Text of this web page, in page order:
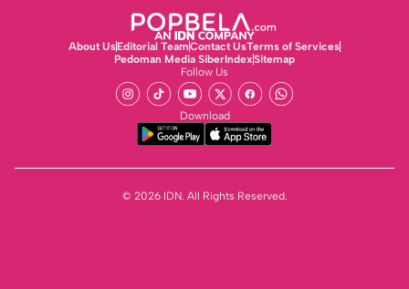
About UsEditorial TeamContact UsTerms of Services
Pedoman Media SiberIndexSitemap
Follow Us
Download
© 2026 IDN. All Rights Reserved.